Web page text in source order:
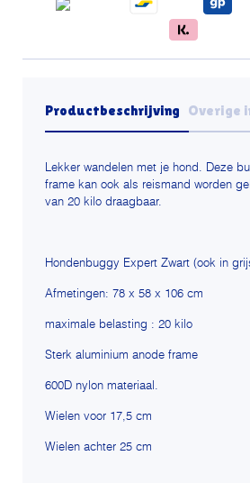
aantal
Productbeschrijving Overige
Lekker wandelen met je hond. Deze
frame kan ook als reismand worden
van 20 kilo draagbaar.
Hondenbuggy Expert Zwart (ook in
Afmetingen: 78 x 58 x 106 cm
maximale belasting : 20 kilo
Sterk aluminium anode frame
600D nylon materiaal.
Wielen voor 17,5 cm
Wielen achter 25 cm